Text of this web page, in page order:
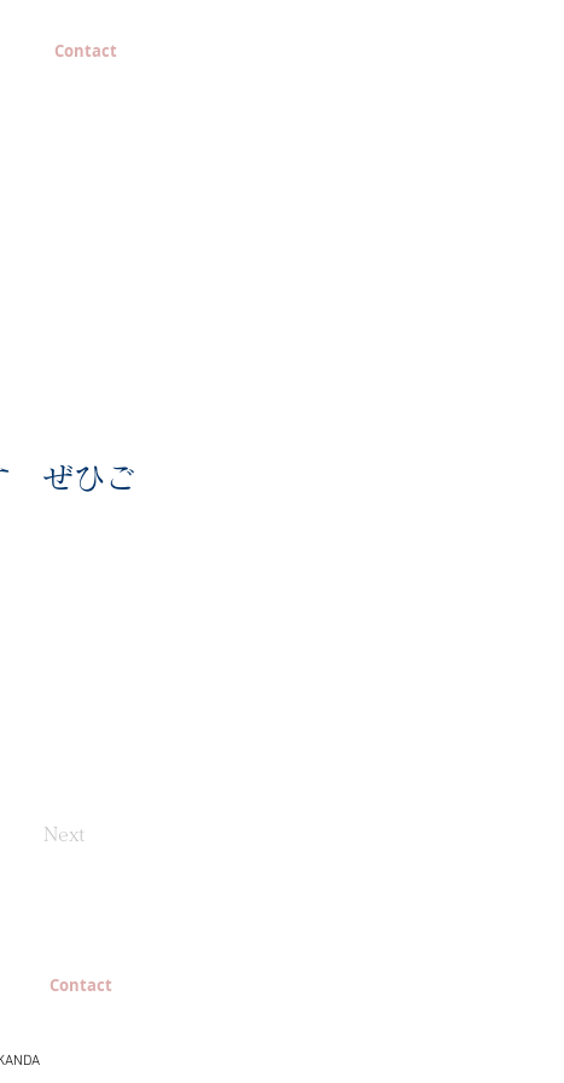
Contact
ぜひご
Next
Contact